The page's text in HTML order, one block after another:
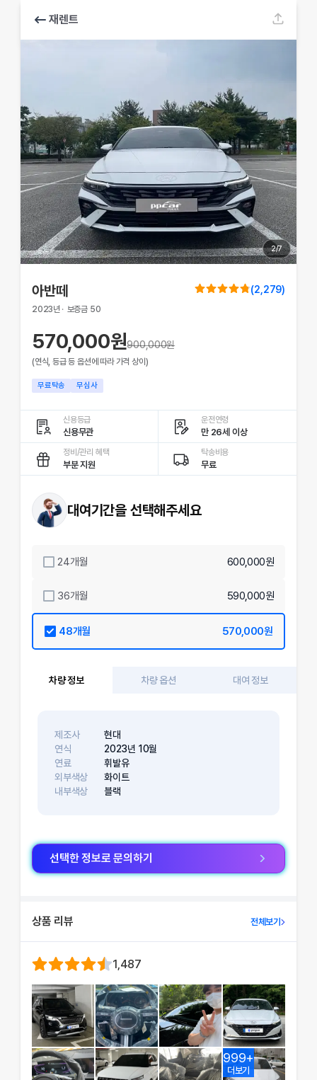
재렌트
2/7
아반떼 (2,279)
2023년 · 보증금 50
570,000원900,000원
(연식, 등급 등 옵션에 따라 가격 상이)
무료탁송 무심사
신용등급
신용무관
운전연령
만 26세 이상
정비/관리 혜택
부분 지원
탁송비용
무료
대여기간을 선택해주세요
24개월 600,000원
36개월 590,000원
48개월 570,000원
차량 정보 차량 옵션 대여 정보
제조사
현대
연식
2023년 10월
연료
휘발유
외부색상
화이트
내부색상
블랙
선택한 정보로 문의하기
상품 리뷰 전체보기
1,487
999+
더보기